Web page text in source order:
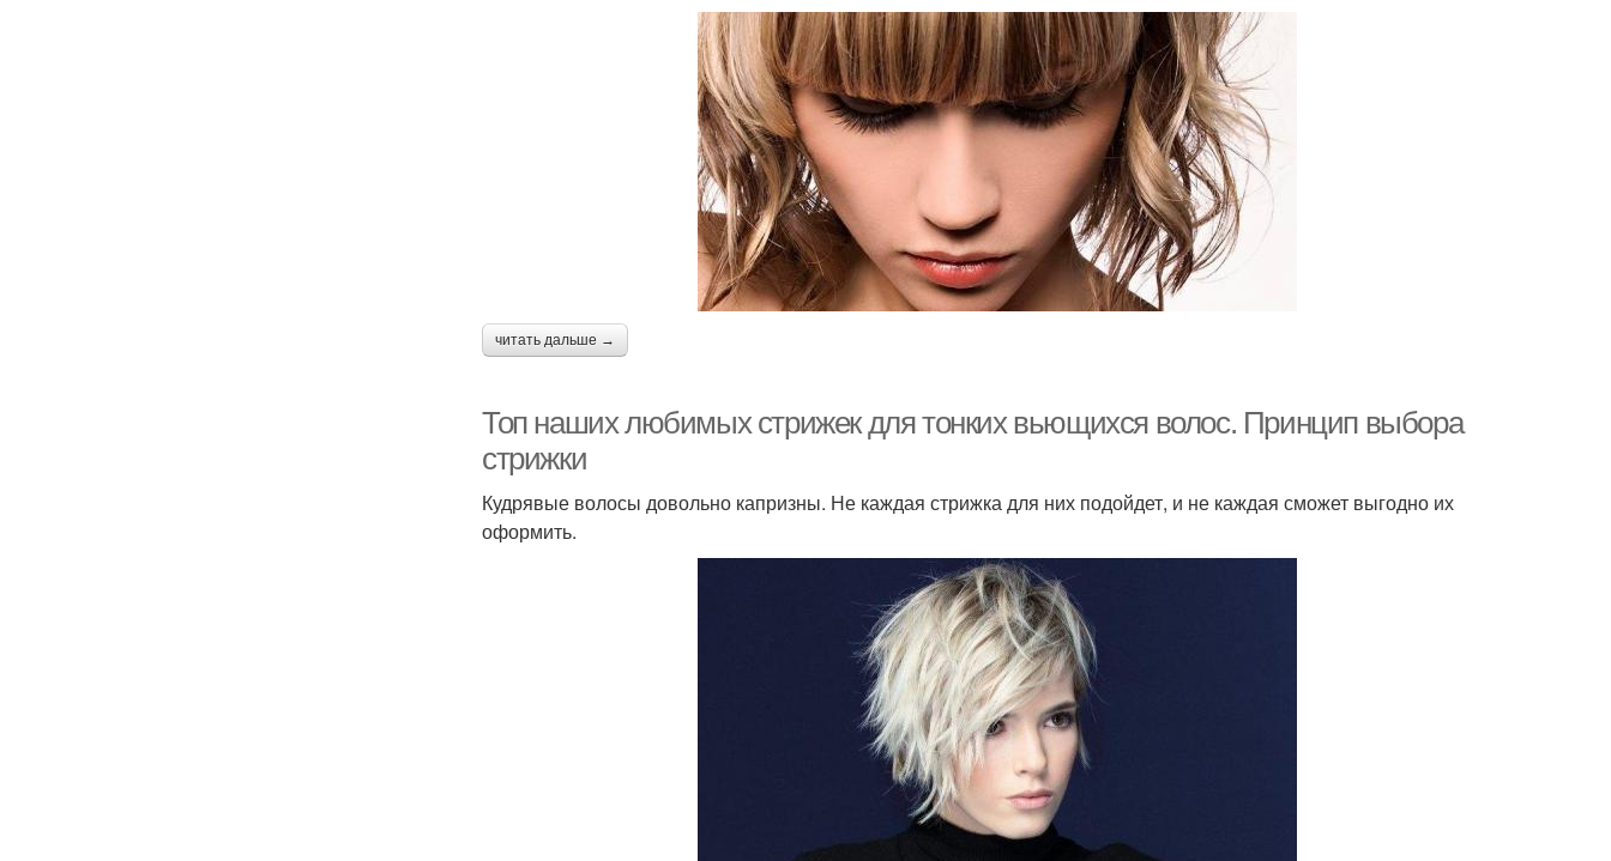
читать дальше →
Топ наших любимых стрижек для тонких вьющихся волос. Принцип выбора
стрижки
Кудрявые волосы довольно капризны. Не каждая стрижка для них подойдет, и не каждая сможет выгодно их
оформить.